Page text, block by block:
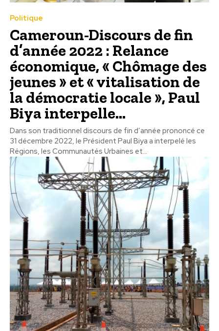
Politique
Cameroun-Discours de fin
d’année 2022 : Relance
économique, « Chômage des
jeunes » et « vitalisation de
la démocratie locale », Paul
Biya interpelle...
Dans son traditionnel discours de fin d’année prononcé ce
31 décembre 2022, le Président Paul Biya a interpelé les
Régions, les Communautés Urbaines et...